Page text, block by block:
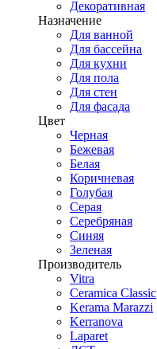
Декоративная
Назначение
Для ванной
Для бассейна
Для кухни
Для пола
Для стен
Для фасада
Цвет
Черная
Бежевая
Белая
Коричневая
Голубая
Серая
Серебряная
Синяя
Зеленая
Производитель
Vitra
Ceramica Classic
Kerama Marazzi
Kerranova
Laparet